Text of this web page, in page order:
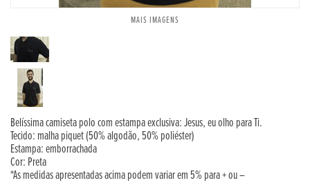
MAIS IMAGENS
Belíssima camiseta polo com estampa exclusiva: Jesus, eu olho para Ti.
Tecido: malha piquet (50% algodão, 50% poliéster)
Estampa: emborrachada
Cor: Preta
*As medidas apresentadas acima podem variar em 5% para + ou –